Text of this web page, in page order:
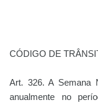
CÓDIGO DE
Art. 326. A Semana
anualmente no